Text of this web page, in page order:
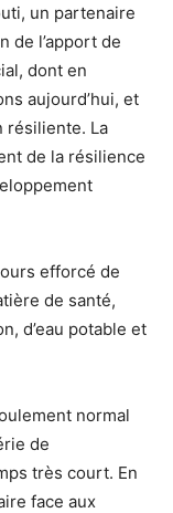
un partenaire
de l’apport de
dont en
aujourd’hui, et
résiliente. La
de la résilience
efforcé de
de santé,
d’eau potable et
normal
de
très court. En
face aux